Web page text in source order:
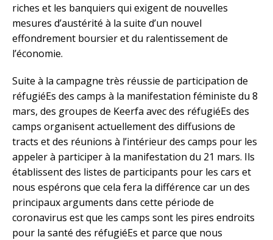
riches et les banquiers qui exigent de nouvelles
mesures d’austérité à la suite d’un nouvel
effondrement boursier et du ralentissement de
l’économie.
Suite à la campagne très réussie de participation de
réfugiéEs des camps à la manifestation féministe du 8
mars, des groupes de Keerfa avec des réfugiéEs des
camps organisent actuellement des diffusions de
tracts et des réunions à l’intérieur des camps pour les
appeler à participer à la manifestation du 21 mars. Ils
établissent des listes de participants pour les cars et
nous espérons que cela fera la différence car un des
principaux arguments dans cette période de
coronavirus est que les camps sont les pires endroits
pour la santé des réfugiéEs et parce que nous